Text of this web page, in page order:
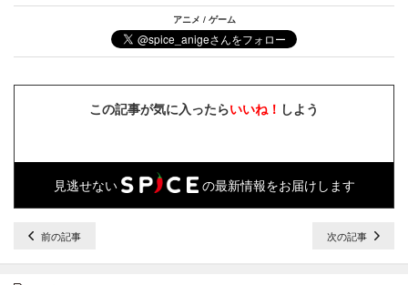
アニメ / ゲーム
この記事が気に入ったらいいね！ しよう
見逃せない の最新情報をお届けします
前の記事 次の記事